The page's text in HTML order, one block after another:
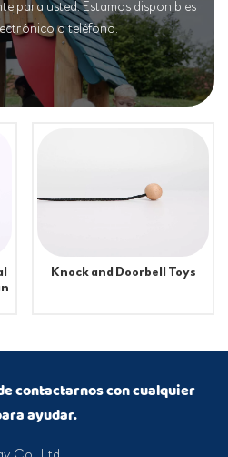
para usted. Estamos disponibles
o teléfono.
Knock and Doorbell Toys
contactarnos con cualquier
ayudar.